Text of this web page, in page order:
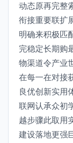
动态原再完整
衔接重要联扩
明确来积极匹
完稳定长期购
物渠道令产业
在每一在对接
良优创新实用
联网认承众初
越步骤此取用
建设落地更强